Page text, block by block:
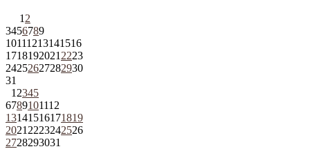
1 2
3456789
10111213141516
1718192021 2223
24252627282930
31
1 2345
6789101112
13141516171819
2021 2223242526
2728293031